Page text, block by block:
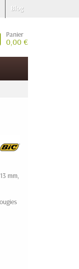
Blog
Panier
0,00 €
HT
mm,